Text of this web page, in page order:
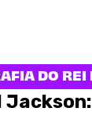
DO REI